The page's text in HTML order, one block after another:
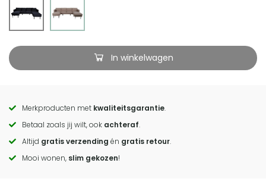
In winkelwagen
Call
to
actions
Merkproducten met kwaliteitsgarantie.
Betaal zoals jij wilt, ook achteraf.
Altijd gratis verzending én gratis retour.
Mooi wonen, slim gekozen!